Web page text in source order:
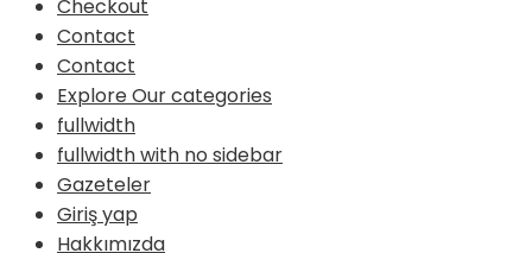
Checkout
Contact
Contact
Explore Our categories
fullwidth
fullwidth with no sidebar
Gazeteler
Giriş yap
Hakkımızda